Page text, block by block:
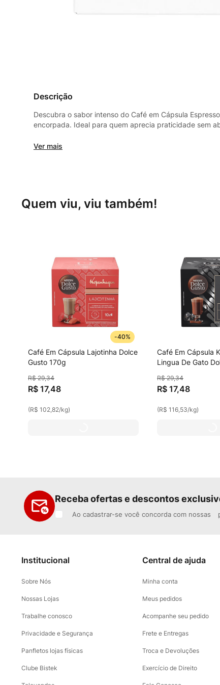
Descrição
Descubra o sabor intenso do Café em Cápsula
encorpada. Ideal para quem aprecia praticidade sem
Ver mais
Quem viu, viu também!
-40%
Café Em Cápsula Lajotinha Dolce
Gusto 170g
R$ 29,34
R$ 17,48
(R$ 102,82/kg)
Café Em Cápsula
Lingua De Gato
R$ 29,34
R$ 17,48
(R$ 116,53/kg)
Receba ofertas e descontos
Ao cadastrar-se você concorda com nossas
Institucional
Sobre Nós
Nossas Lojas
Trabalhe conosco
Privacidade e Segurança
Panfletos lojas físicas
Clube Bistek
Central de ajuda
Minha conta
Meus pedidos
Acompanhe seu pedido
Frete e Entregas
Troca e Devoluções
Exercício de Direito